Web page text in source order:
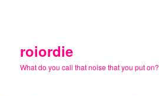
roiordie
What do you call that noise that you put on?